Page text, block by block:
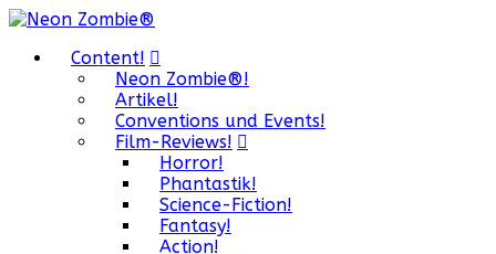
Content!
Neon Zombie®!
Artikel!
Conventions und Events!
Film-Reviews!
Horror!
Phantastik!
Science-Fiction!
Fantasy!
Action!